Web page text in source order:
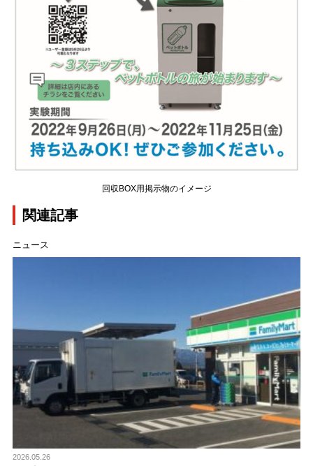
回収BOX用掲示物のイメージ
関連記事
ニュース
2026.05.26